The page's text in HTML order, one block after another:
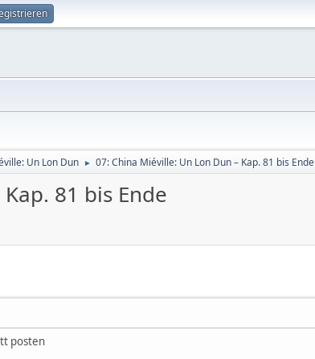
Un Lon Dun ► 07: China Miéville: Un Lon Dun – Kap. 81 bis Ende
81 bis Ende
posten